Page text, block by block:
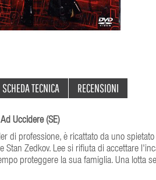
SCHEDA TECNICA RECENSIONI
Uccidere (SE)
di professione, è ricattato da uno
Stan Zedkov. Lee si rifiuta di accettare
proteggere la sua famiglia. Una lotta